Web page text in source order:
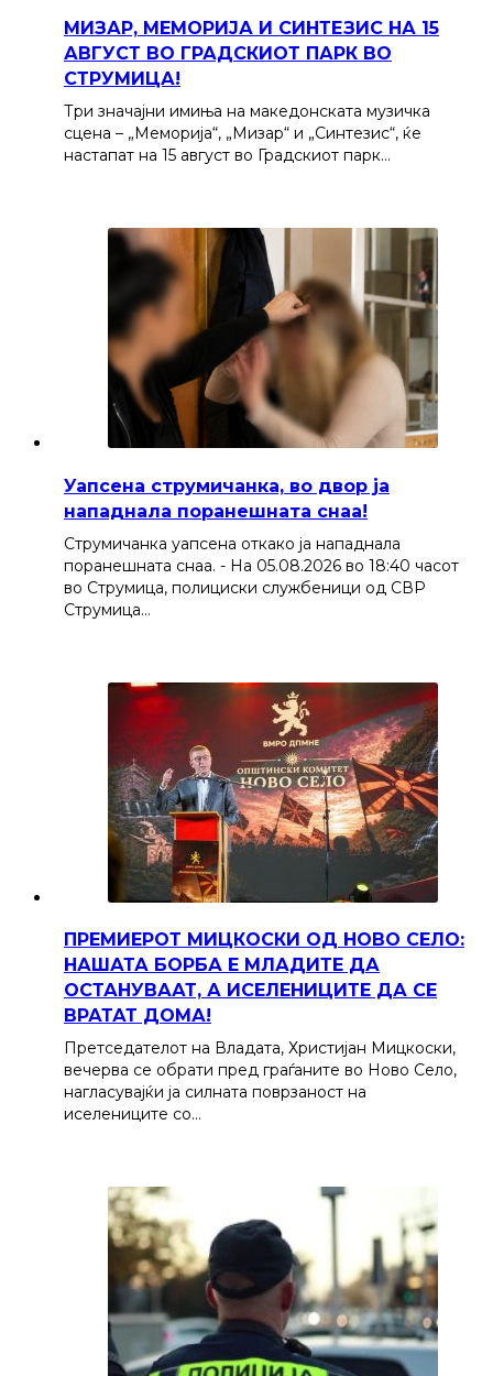
МИЗАР, МЕМОРИЈА И СИНТЕЗИС НА 15
АВГУСТ ВО ГРАДСКИОТ ПАРК ВО
СТРУМИЦА!
Три значајни имиња на македонската музичка
сцена – „Меморија“, „Мизар“ и „Синтезис“, ќе
настапат на 15 август во Градскиот парк…
Уапсена струмичанка, во двор ја
нападнала поранешната снаа!
Струмичанка уапсена откако ја нападнала
поранешната снаа. - На 05.08.2026 во 18:40 часот
во Струмица, полициски службеници од СВР
Струмица…
ПРЕМИЕРОТ МИЦКОСКИ ОД НОВО СЕЛО:
НАШАТА БОРБА Е МЛАДИТЕ ДА
ОСТАНУВААТ, А ИСЕЛЕНИЦИТЕ ДА СЕ
ВРАТАТ ДОМА!
Претседателот на Владата, Христијан Мицкоски,
вечерва се обрати пред граѓаните во Ново Село,
нагласувајќи ја силната поврзаност на
иселениците со…